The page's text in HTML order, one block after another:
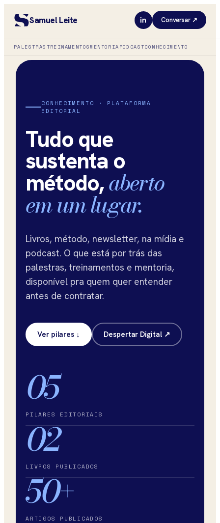
Samuel Leite in Conversar ↗
PALESTRAS TREINAMENTOSMENTORIA PODCASTCONHECIMENTO
CONHECIMENTO · PLATAFORMA
EDITORIAL
Tudo que
sustenta o
método,aberto
em um lugar.
Livros, método, newsletter, na mídia e
podcast. O que está por trás das
palestras, treinamentos e mentoria,
disponível pra quem quer entender
antes de contratar.
Ver pilares ↓ Despertar Digital ↗
05
PILARES EDITORIAIS
02
LIVROS PUBLICADOS
50+
ARTIGOS PUBLICADOS